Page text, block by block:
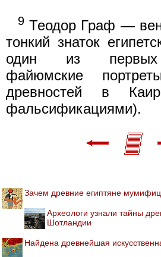
9 Теодор Граф —
тонкий знаток
один из первых
файюмские
древностей в
фальсификациями).
Зачем древние египтяне
Археологи узнали тайны
Шотландии
Найдена древнейшая